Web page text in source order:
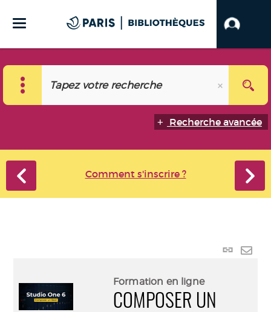
Recherche avancée
Comment s'inscrire ?
Lien
Formation en ligne
COMPOSER UN